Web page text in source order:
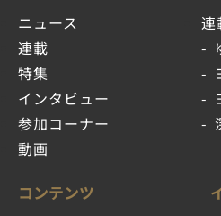
ニュース
連載
特集
インタビュー
参加コーナー
動画
連
コンテンツ